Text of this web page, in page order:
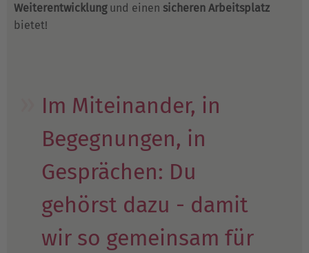
Weiterentwicklungund einen sicheren Arbeitsplatz
bietet!
Im Miteinander, in
Begegnungen, in
Gesprächen: Du
gehörst dazu - damit
wir so gemeinsam für